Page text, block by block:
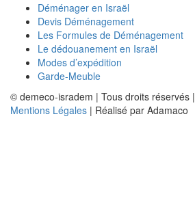
Déménager en Israël
Devis Déménagement
Les Formules de Déménagement
Le dédouanement en Israël
Modes d’expédition
Garde-Meuble
© demeco-isradem | Tous droits réservés |
Mentions Légales | Réalisé par Adamaco